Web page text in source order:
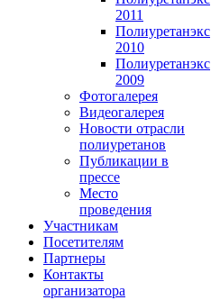
2011
Полиуретанэкс
2010
Полиуретанэкс
2009
Фотогалерея
Видеогалерея
Новости отрасли
полиуретанов
Публикации в
прессе
Место
проведения
Участникам
Посетителям
Партнеры
Контакты
организатора